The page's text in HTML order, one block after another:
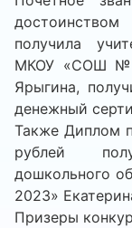
получила
МКОУ «СОШ №5
Ярыгина,
денежный
Также Диплом
рублей
дошкольного
2023»
Призеры